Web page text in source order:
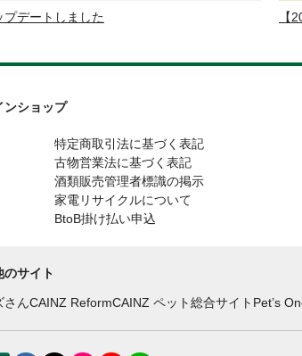
デートしました 【
ンショップ
特定商取引法に基づく表記
古物営業法に基づく表記
酒類販売管理者標識の掲示
家電リサイクルについて
BtoB掛け払い申込
のサイト
さんCAINZ ReformCAINZ ペット総合サイト Pet’s